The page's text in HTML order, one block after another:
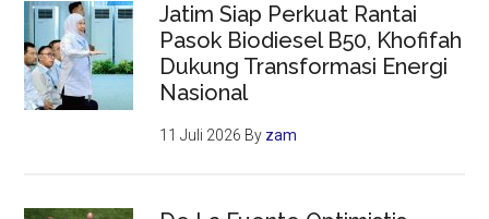
Jatim Siap Perkuat Rantai
Pasok Biodiesel B50, Khofifah
Dukung Transformasi Energi
Nasional
11 Juli 2026 By zam